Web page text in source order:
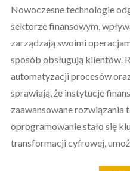
Nowoczesne technologie
sektorze finansowym,
zarządzają swoimi
sposób obsługują klientów.
automatyzacji procesów
sprawiają, że instytucje
zaawansowane rozwiązania
oprogramowanie stało się
transformacji cyfrowej,